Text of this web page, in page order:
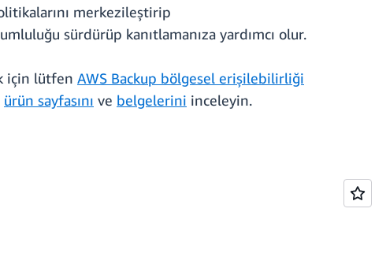
merkezileştirip
sürdürüp kanıtlamanıza yardımcı olur.
için lütfen AWS Backup bölgesel erişilebilirliği
ürün sayfasını ve belgelerini inceleyin.